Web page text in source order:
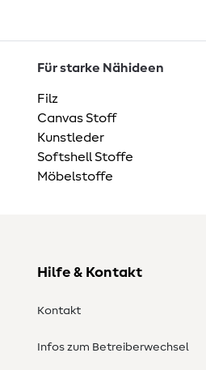
Für starke Nähideen
Filz
Canvas Stoff
Kunstleder
Softshell Stoffe
Möbelstoffe
Hilfe & Kontakt
Kontakt
Infos zum Betreiberwechsel